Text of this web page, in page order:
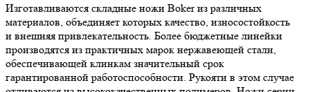
Изготавливаются складные ножи Boker из различных
материалов, объединяет которых качество, износостойкость
и внешняя привлекательность. Более бюджетные линейки
производятся из практичных марок нержавеющей стали,
обеспечивающей клинкам значительный срок
гарантированной работоспособности. Рукояти в этом случае